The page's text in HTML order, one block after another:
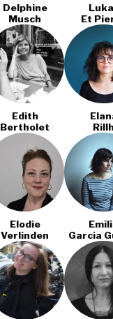
Delphine
Musch
Et
Edith
Bertholet
Rillh
Elodie
Verlinden
Garcia